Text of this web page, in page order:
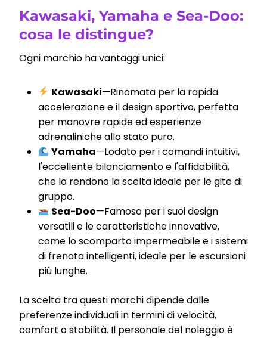
Kawasaki, Yamaha e Sea-Doo:
cosa le distingue?
Ogni marchio ha vantaggi unici:
Kawasaki—Rinomata per la rapida
accelerazione e il design sportivo, perfetta
per manovre rapide ed esperienze
adrenaliniche allo stato puro.
Yamaha—Lodato per i comandi intuitivi,
l'eccellente bilanciamento e l'affidabilità,
che lo rendono la scelta ideale per le gite di
gruppo.
Sea-Doo—Famoso per i suoi design
versatili e le caratteristiche innovative,
come lo scomparto impermeabile e i sistemi
di frenata intelligenti, ideale per le escursioni
più lunghe.
La scelta tra questi marchi dipende dalle
preferenze individuali in termini di velocità,
comfort o stabilità. Il personale del noleggio è